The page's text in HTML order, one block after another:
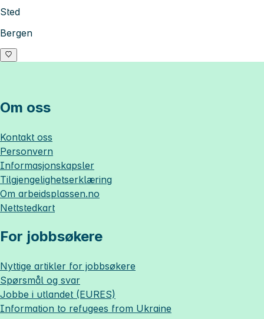
Sted
Bergen
Om oss
Kontakt oss
Personvern
Informasjonskapsler
Tilgjengelighetserklæring
Om arbeidsplassen.no
Nettstedkart
For jobbsøkere
Nyttige artikler for jobbsøkere
Spørsmål og svar
Jobbe i utlandet (EURES)
Information to refugees from Ukraine